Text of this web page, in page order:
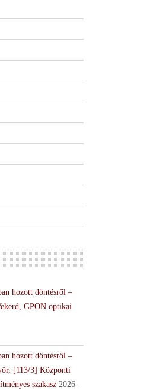
hozott döntésről –
GPON optikai
hozott döntésről –
[113/3] Központi
szakasz 2026-